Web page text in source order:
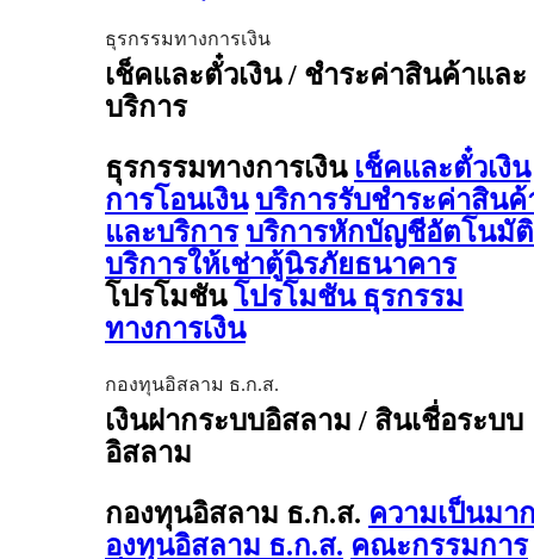
ธุรกรรมทางการเงิน
เช็คและตั๋วเงิน / ชำระค่าสินค้าและ
บริการ
ธุรกรรมทางการเงิน เช็คและตั๋วเงิน
การโอนเงิน บริการรับชำระค่าสินค้
และบริการ บริการหักบัญชีอัตโนมัติ
บริการให้เช่าตู้นิรภัยธนาคาร
โปรโมชัน โปรโมชัน ธุรกรรม
ทางการเงิน
กองทุนอิสลาม ธ.ก.ส.
เงินฝากระบบอิสลาม / สินเชื่อระบบ
อิสลาม
กองทุนอิสลาม ธ.ก.ส. ความเป็นมา
องทุนอิสลาม ธ.ก.ส. คณะกรรมการ